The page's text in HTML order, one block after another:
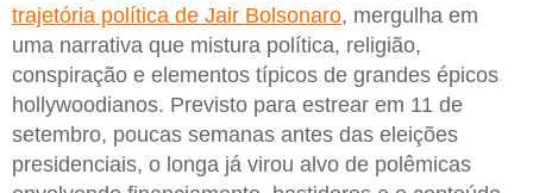
trajetória política de Jair Bolsonaro, mergulha em
uma narrativa que mistura política, religião,
conspiração e elementos típicos de grandes épicos
hollywoodianos. Previsto para estrear em 11 de
setembro, poucas semanas antes das eleições
presidenciais, o longa já virou alvo de polêmicas